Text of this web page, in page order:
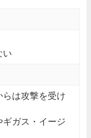
い
らは攻撃を受け
ギガス・イージ